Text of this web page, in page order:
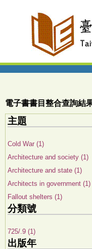
電子書書目整合查詢結
主題
Cold War (1)
Architecture and society (1)
Architecture and state (1)
Architects in government (1)
Fallout shelters (1)
分類號
725/.9 (1)
出版年